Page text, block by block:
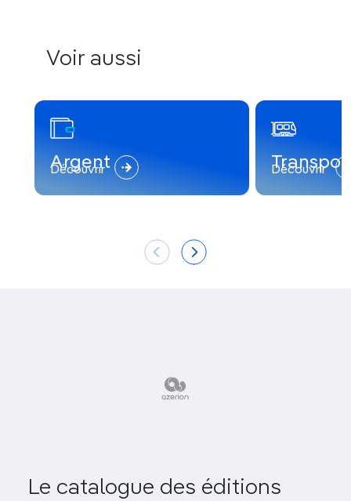
Voir aussi
Argent
Découvrir Découvrir
Le catalogue des éditions